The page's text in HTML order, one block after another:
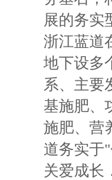
展的务实
浙江蓝道
地下设多
系、主要
基施肥、
施肥、营
道务实于
关爱成长